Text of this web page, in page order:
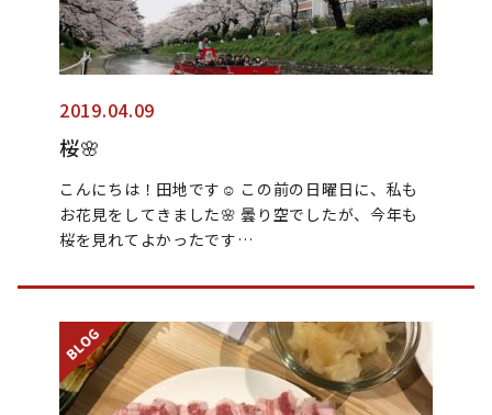
2019.04.09
桜🌸
こんにちは！田地です☺︎︎ この前の日曜日に、私も
お花見をしてきました🌸 曇り空でしたが、今年も
桜を見れてよかったです…